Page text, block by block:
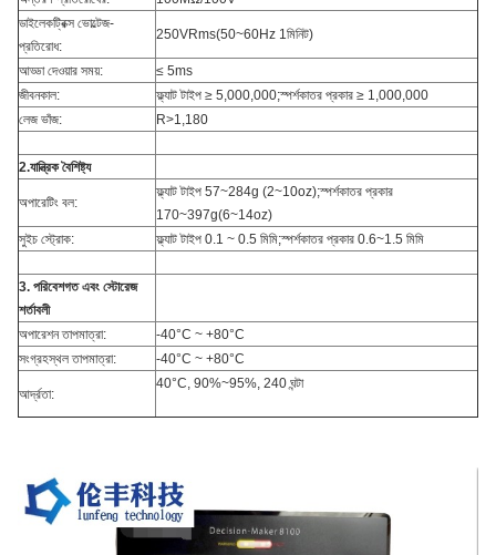
ডাইলেকট্রিক্স ভোল্টেজ-
প্রতিরোধ:
250VRms(50~60Hz 1মিনিট)
আড্ডা দেওয়ার সময়:
≤ 5ms
জীবনকাল:
ফ্ল্যাট টাইপ ≥ 5,000,000;স্পর্শকাতর প্রকার ≥ 1,000,000
লেজ ভাঁজ:
R>1,180
2.যান্ত্রিক বৈশিষ্ট্য
অপারেটিং বল:
ফ্ল্যাট টাইপ 57~284g (2~10oz);স্পর্শকাতর প্রকার
170~397g(6~14oz)
সুইচ স্ট্রোক:
ফ্ল্যাট টাইপ 0.1 ~ 0.5 মিমি;স্পর্শকাতর প্রকার 0.6~1.5 মিমি
3. পরিবেশগত এবং স্টোরেজ
শর্তাবলী
অপারেশন তাপমাত্রা:
-40°C ~ +80°C
সংগ্রহস্থল তাপমাত্রা:
-40°C ~ +80°C
আর্দ্রতা:
40°C, 90%~95%, 240 ঘন্টা